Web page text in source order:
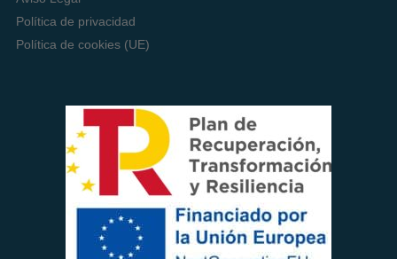
Política de privacidad
Política de cookies (UE)